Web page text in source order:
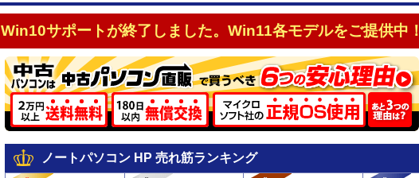
Win10サポートが終了しました。Win11各モデルをご提供中！
ノートパソコン HP 売れ筋ランキング